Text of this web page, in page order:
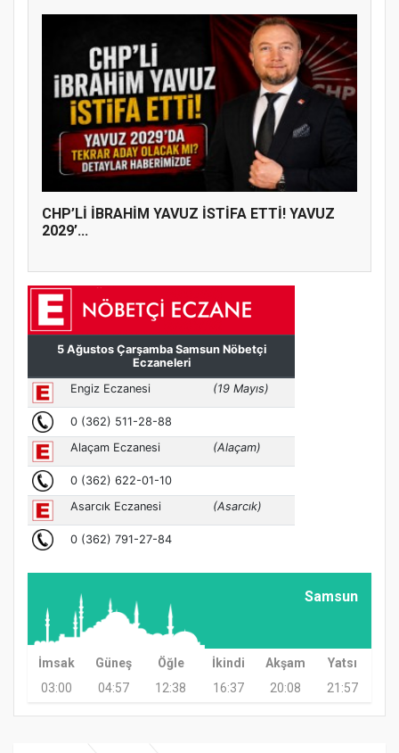
CHP’Lİ İBRAHİM YAVUZ İSTİFA ETTİ! YAVUZ
2029’...
Samsun
İmsak Güneş Öğle İkindi Akşam
Yatsı
03:00
04:57 12:38 16:37 20:08 21:57